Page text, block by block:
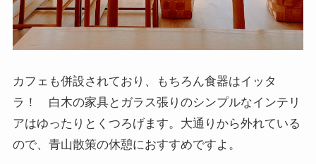
カフェも併設されており、もちろん食器はイッタ
ラ！ 白木の家具とガラス張りのシンプルなインテリ
アはゆったりとくつろげます。大通りから外れている
ので、青山散策の休憩におすすめですよ。